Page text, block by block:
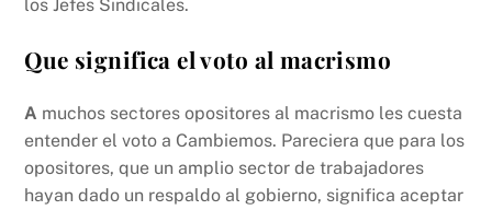
los Jefes Sindicales.
Que significa el voto al macrismo
A muchos sectores opositores al macrismo les cuesta
entender el voto a Cambiemos. Pareciera que para los
opositores, que un amplio sector de trabajadores
hayan dado un respaldo al gobierno, significa aceptar